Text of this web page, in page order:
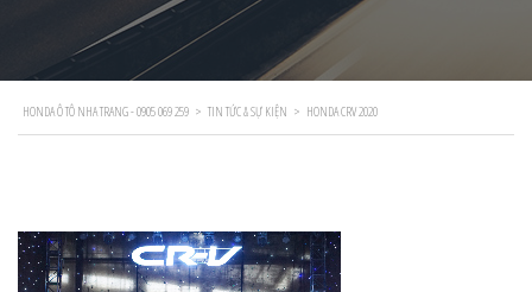
HONDA Ô TÔ NHA TRANG - 0905 069 259 > TIN TỨC & SỰ KIỆN > HONDA CRV 2020